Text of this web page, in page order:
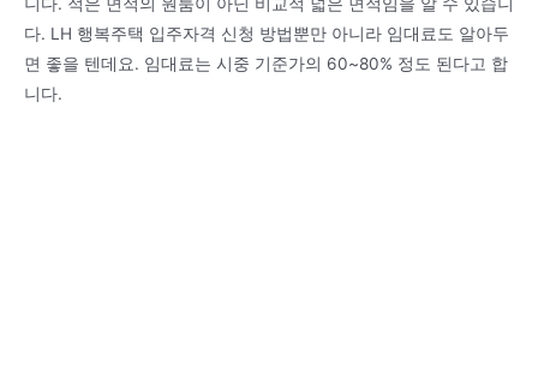
다. LH 행복주택 입주자격 신청 방법뿐만 아니라 임대료도 알아두
면 좋을 텐데요. 임대료는 시중 기준가의 60~80% 정도 된다고 합
니다.